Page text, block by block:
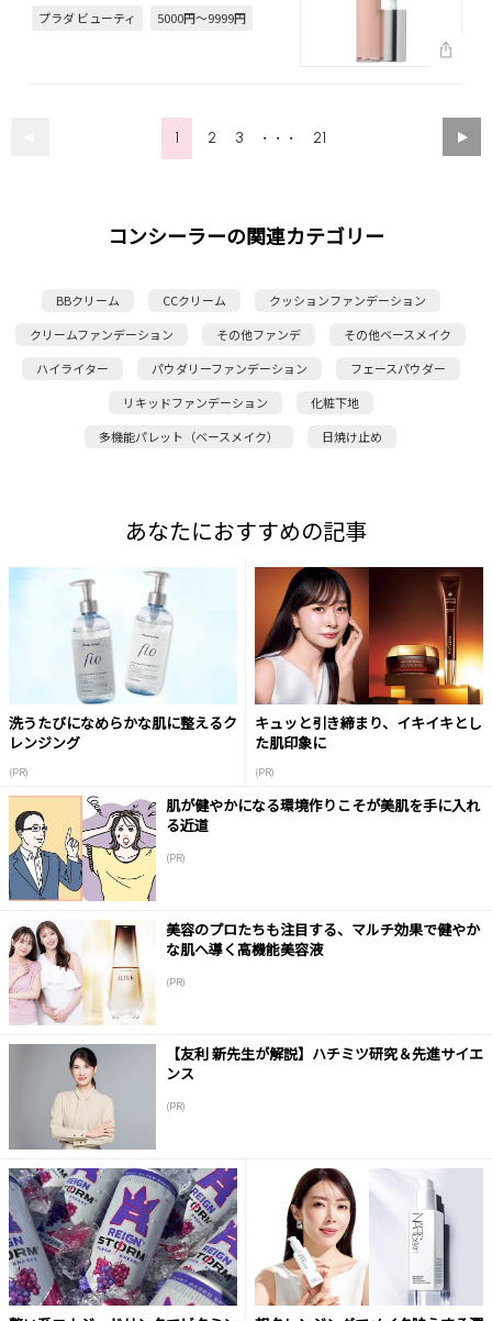
プラダ ビューティ 5000円～9999円
1 2 3 ・・・ 21
コンシーラーの関連カテゴリー
BBクリーム CCクリーム
クッションファンデーション
クリームファンデーション
その他ファンデ
その他ベースメイク
ハイライター
パウダリーファンデーション
フェースパウダー
リキッドファンデーション
化粧下地
多機能パレット（ベースメイク）
日焼け止め
あなたにおすすめの記事
洗うたびになめらかな肌に整えるク
レンジング
(PR)
キュッと引き締まり、イキイキとし
た肌印象に
(PR)
肌が健やかになる環境作りこそが美肌を手に入れ
る近道
(PR)
美容のプロたちも注目する、マルチ効果で健やか
な肌へ導く高機能美容液
(PR)
【友利 新先生が解説】ハチミツ研究＆先進サイエ
ンス
(PR)